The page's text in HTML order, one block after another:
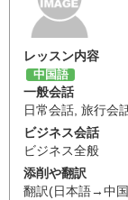
レッスン内容
中国語
一般会話
日常会話, 旅行会
ビジネス会話
ビジネス全般
添削や翻訳
翻訳(日本語→中